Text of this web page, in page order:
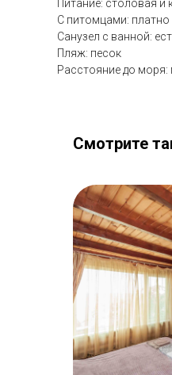
Питание: столовая и
С питомцами: платно
Санузел с ванной:
Пляж: песок
Расстояние до моря:
Смотрите